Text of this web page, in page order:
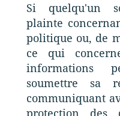
Si quelqu'un
plainte
politique ou, de
ce qui
informations
soumettre sa
communiquant
protection des